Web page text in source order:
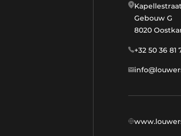
Kapellestraat
Gebouw G
8020
+32 50 36 81